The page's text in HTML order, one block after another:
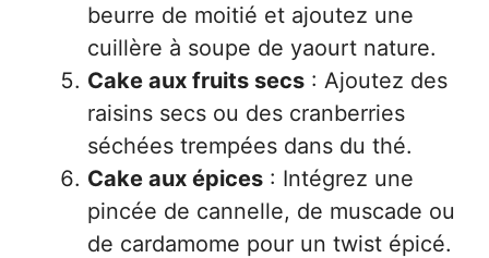
beurre de moitié et ajoutez une
cuillère à soupe de yaourt nature.
Cake aux fruits secs : Ajoutez des
raisins secs ou des cranberries
séchées trempées dans du thé.
Cake aux épices : Intégrez une
pincée de cannelle, de muscade ou
de cardamome pour un twist épicé.